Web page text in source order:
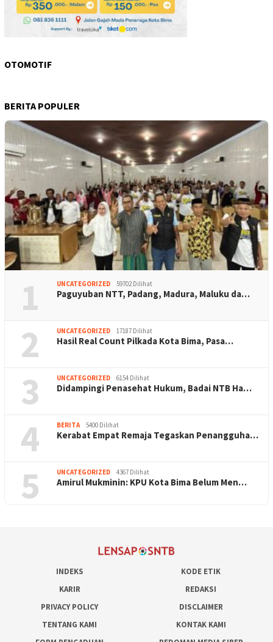
OTOMOTIF
BERITA POPULER
1 UNCATEGORIZED 59702 Dilihat
Paguyuban NTT, Padang, Madura, Maluku da…
2 UNCATEGORIZED 17187 Dilihat
Hasil Real Count Pilkada Kota Bima, Pasa…
3 UNCATEGORIZED 6154 Dilihat
Didampingi Penasehat Hukum, Badai NTB Ha…
4 BERITA 5400 Dilihat
Kerabat Empat Remaja Tegaskan Penangguha…
5 UNCATEGORIZED 4367 Dilihat
Amirul Mukminin: KPU Kota Bima Belum Men…
INDEKS
KODE ETIK
KARIR
REDAKSI
PRIVACY POLICY
DISCLAIMER
TENTANG KAMI
KONTAK KAMI